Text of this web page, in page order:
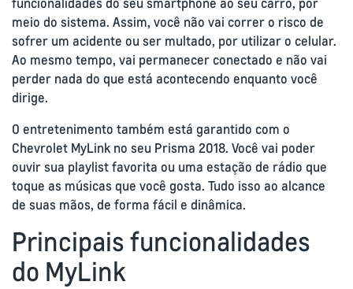
meio do sistema. Assim, você não vai correr o risco de
sofrer um acidente ou ser multado, por utilizar o celular.
Ao mesmo tempo, vai permanecer conectado e não vai
perder nada do que está acontecendo enquanto você
dirige.
O entretenimento também está garantido com o
Chevrolet MyLink no seu Prisma 2018. Você vai poder
ouvir sua playlist favorita ou uma estação de rádio que
toque as músicas que você gosta. Tudo isso ao alcance
de suas mãos, de forma fácil e dinâmica.
Principais funcionalidades
do MyLink